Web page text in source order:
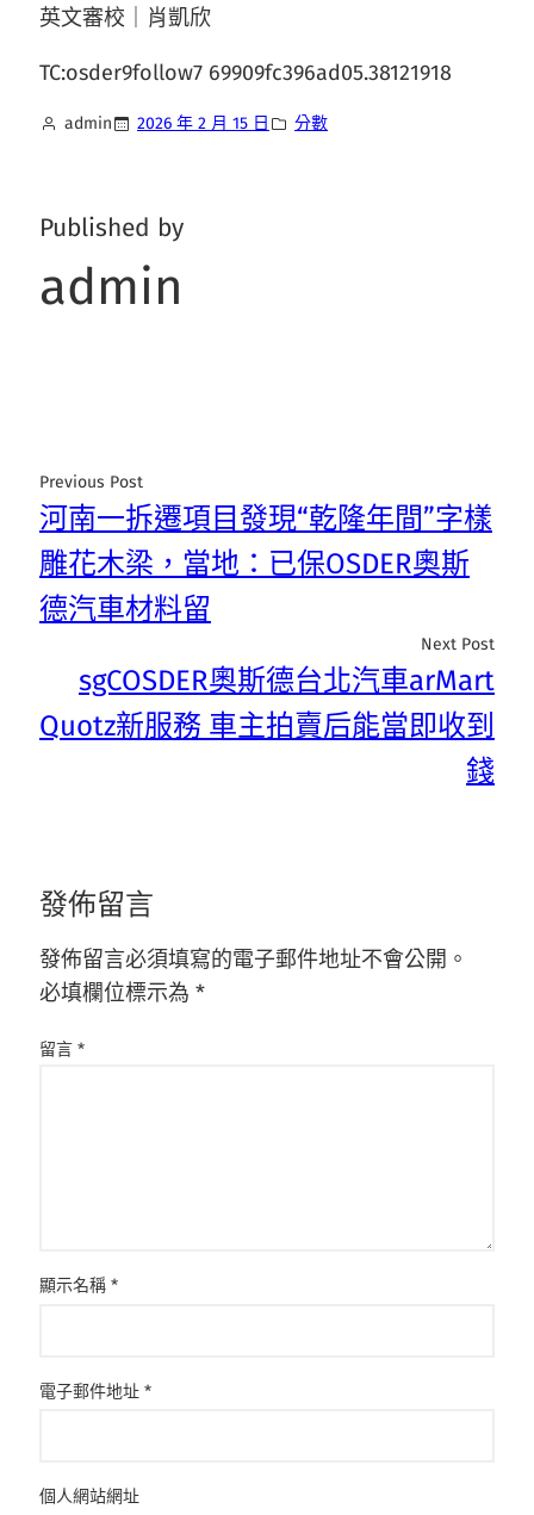
英文審校｜肖凱欣
TC:osder9follow7 69909fc396ad05.38121918
admin 2026 年 2 月 15 日 分數
Published by
admin
Previous Post
河南一拆遷項目發現“乾隆年間”字樣
雕花木梁，當地：已保OSDER奧斯
德汽車材料留
Next Post
sgCOSDER奧斯德台北汽車arMart
Quotz新服務 車主拍賣后能當即收到
錢
發佈留言
發佈留言必須填寫的電子郵件地址不會公開。
必填欄位標示為 *
留言 *
顯示名稱 *
電子郵件地址 *
個人網站網址